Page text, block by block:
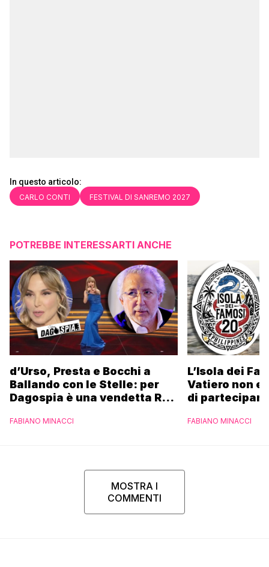
In questo articolo:
CARLO CONTI FESTIVAL DI SANREMO 2027
POTREBBE INTERESSARTI ANCHE
d’Urso, Presta e Bocchi a
Ballando con le Stelle: per
Dagospia è una vendetta Rai
FABIANO MINACCI
L’Isola dei
Vatiero non
di
FABIANO MINACCI
MOSTRA I
COMMENTI